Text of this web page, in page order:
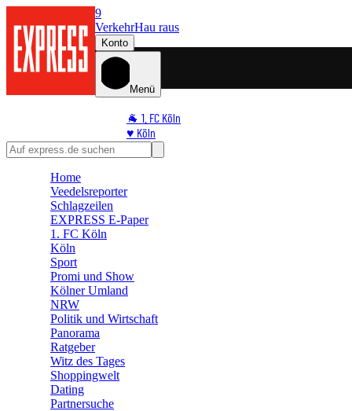
9
VerkehrHau raus
Konto
Menü
🐐 1. FC Köln
♥️ Köln
⭐ Promi
🛒 Shoppingwelt
Home
Veedelsreporter
Schlagzeilen
EXPRESS E-Paper
1. FC Köln
Köln
Sport
Promi und Show
Kölner Umland
NRW
Politik und Wirtschaft
Panorama
Ratgeber
Witz des Tages
Shoppingwelt
Dating
Partnersuche